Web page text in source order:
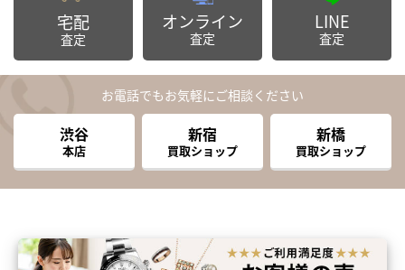
宅配
査定
オンライン
査定
LINE
査定
お電話でもお気軽にご相談ください
渋谷
本店
新宿
買取ショップ
新橋
買取ショップ